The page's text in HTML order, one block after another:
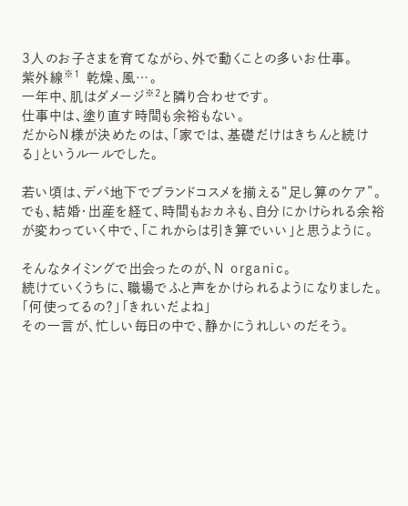
3人のお子さまを育てながら、外で動くことの多いお仕事。
紫外線 ※1
乾燥、風…。
一年中、肌はダメージ ※2 と隣り合わせです。
仕事中は、塗り直す時間も余裕もない。
だからN様が決めたのは、「家では、基礎だけはきちんと続け
る」というルールでした。
若い頃は、デパ地下でブランドコスメを揃える“足し算のケア”。
でも、結婚・出産を経て、時間もおカネも、自分にかけられる余裕
が変わっていく中で、「これからは引き算でいい」と思うように。
そんなタイミングで出会ったのが、N organic。
続けていくうちに、職場でふと声をかけられるようになりました。
「何使ってるの？」「きれいだよね」
その一言が、忙しい毎日の中で、静かにうれしいのだそう。